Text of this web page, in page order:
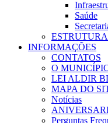
Saúde
INFORMAÇÕES
CONTATOS
O
LEI ALDIR
MAPA DO
Notícias
Perguntas